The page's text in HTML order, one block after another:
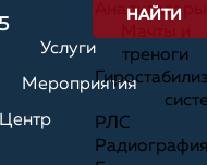
Услуги
Мероприятия
Анализаторы
треноги
РЛС
НАЙТИ